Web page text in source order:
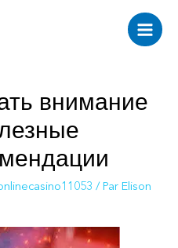
Main
внимание
/ Par Elison